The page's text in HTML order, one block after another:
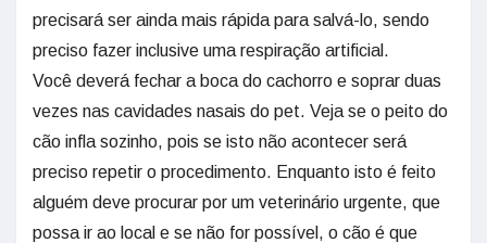
precisará ser ainda mais rápida para salvá-lo, sendo
preciso fazer inclusive uma respiração artificial.
Você deverá fechar a boca do cachorro e soprar duas
vezes nas cavidades nasais do pet. Veja se o peito do
cão infla sozinho, pois se isto não acontecer será
preciso repetir o procedimento. Enquanto isto é feito
alguém deve procurar por um veterinário urgente, que
possa ir ao local e se não for possível, o cão é que